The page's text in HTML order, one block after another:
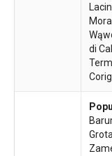
di